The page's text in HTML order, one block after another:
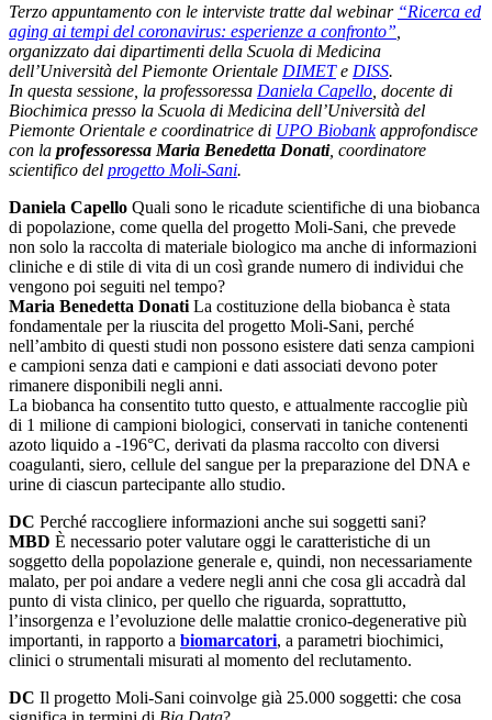
Terzo appuntamento con le interviste tratte dal webinar “Ricerca ed
aging ai tempi del coronavirus: esperienze a confronto”
organizzato dai dipartimenti della Scuola di Medicina
dell’Università del Piemonte Orientale DIMETe DISS.
In questa sessione, la professoressa Daniela Capello , docente di
Biochimica presso la Scuola di Medicina dell’Università del
Piemonte Orientale e coordinatrice di UPO Biobankapprofondisce
con la professoressa Maria Benedetta Donati, coordinatore
scientifico del progetto Moli-Sani.
Daniela Capello Quali sono le ricadute scientifiche di una biobanca
di popolazione, come quella del progetto Moli-Sani, che prevede
non solo la raccolta di materiale biologico ma anche di informazioni
cliniche e di stile di vita di un così grande numero di individui che
vengono poi seguiti nel tempo?
Maria Benedetta Donati La costituzione della biobanca è stata
fondamentale per la riuscita del progetto Moli-Sani, perché
nell’ambito di questi studi non possono esistere dati senza campioni
e campioni senza dati e campioni e dati associati devono poter
rimanere disponibili negli anni.
La biobanca ha consentito tutto questo, e attualmente raccoglie più
di 1 milione di campioni biologici, conservati in taniche contenenti
azoto liquido a -196°C, derivati da plasma raccolto con diversi
coagulanti, siero, cellule del sangue per la preparazione del DNA e
urine di ciascun partecipante allo studio.
DC Perché raccogliere informazioni anche sui soggetti sani?
MBD È necessario poter valutare oggi le caratteristiche di un
soggetto della popolazione generale e, quindi, non necessariamente
malato, per poi andare a vedere negli anni che cosa gli accadrà dal
punto di vista clinico, per quello che riguarda, soprattutto,
l’insorgenza e l’evoluzione delle malattie cronico-degenerative più
importanti, in rapporto a biomarcatori, a parametri biochimici,
clinici o strumentali misurati al momento del reclutamento.
DC Il progetto Moli-Sani coinvolge già 25.000 soggetti: che cosa